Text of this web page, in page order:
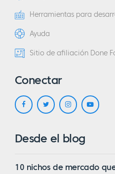
Herramientas para
Ayuda
Sitio de afiliación Done
Conectar
Desde el blog
10 nichos de mercado